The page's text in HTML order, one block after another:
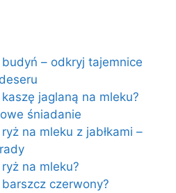
– odkryj tajemnice
jaglaną na mleku?
śniadanie
na mleku z jabłkami –
na mleku?
czerwony?